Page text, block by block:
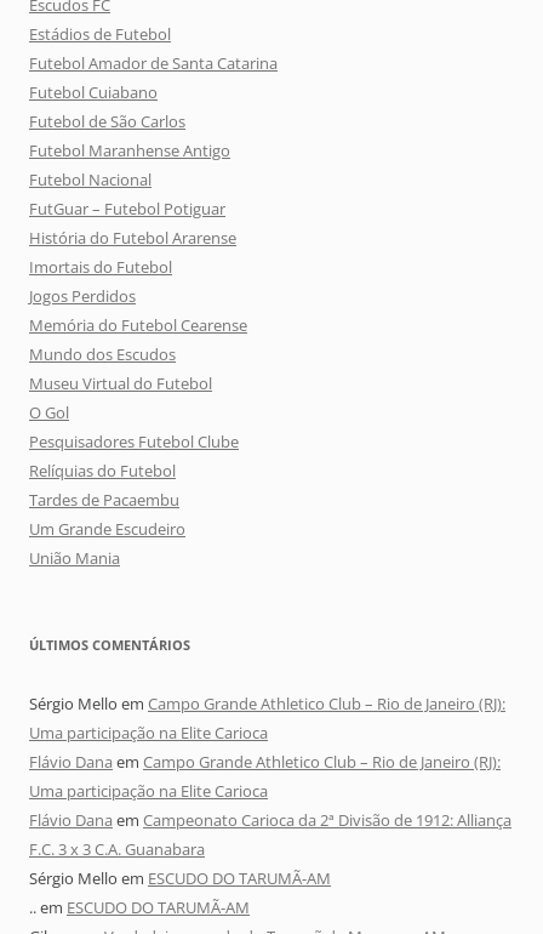
Escudos FC
Estádios de Futebol
Futebol Amador de Santa Catarina
Futebol Cuiabano
Futebol de São Carlos
Futebol Maranhense Antigo
Futebol Nacional
FutGuar – Futebol Potiguar
História do Futebol Ararense
Imortais do Futebol
Jogos Perdidos
Memória do Futebol Cearense
Mundo dos Escudos
Museu Virtual do Futebol
O Gol
Pesquisadores Futebol Clube
Relíquias do Futebol
Tardes de Pacaembu
Um Grande Escudeiro
União Mania
ÚLTIMOS COMENTÁRIOS
Sérgio Mello em Campo Grande Athletico Club – Rio de Janeiro (RJ):
Uma participação na Elite Carioca
Flávio Dana em Campo Grande Athletico Club – Rio de Janeiro (RJ):
Uma participação na Elite Carioca
Flávio Dana em Campeonato Carioca da 2ª Divisão de 1912: Alliança
F.C. 3 x 3 C.A. Guanabara
Sérgio Mello em ESCUDO DO TARUMÃ-AM
..em ESCUDO DO TARUMÃ-AM